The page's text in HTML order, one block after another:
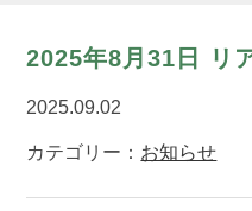
2025年8月31日 リ
2025.09.02
カテゴリー： お知らせ